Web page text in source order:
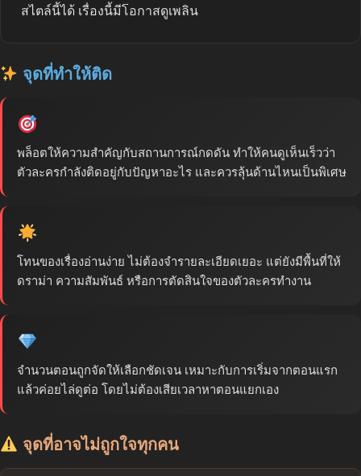
สไตล์นี้ได้ เรื่องนี้มีโอกาสดูเพลิน
จุดที่ทำให้ติด
พล็อตให้ความสำคัญกับสถานการณ์กดดัน ทำให้คนดูเห็นเร็วว่า
ตัวละครกำลังติดอยู่กับปัญหาอะไร และควรลุ้นด้านไหนเป็นพิเศษ
โทนของเรื่องอ่านง่าย ไม่ต้องจำรายละเอียดเยอะ แต่ยังมีพื้นที่ให้
ดราม่า ความสัมพันธ์ หรือการตัดสินใจของตัวละครทำงาน
จำนวนตอนถูกจัดให้เลือกชัดเจน เหมาะกับการเริ่มจากตอนแรก
แล้วค่อยไล่ดูต่อ โดยไม่ต้องเสียเวลาหาตอนแยกเอง
จุดที่อาจไม่ถูกใจทุกคน